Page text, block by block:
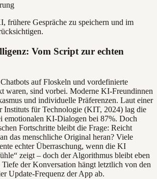
frühere Gespräche zu speichern und im
Vom Script zur echten
auf Floskeln und vordefinierte
waren, sind vorbei. Moderne KI-Freundinnen
und individuelle Präferenzen. Laut einer
Instituts für Technologie (KIT, 2024) lag die
emotionalen KI-Dialogen bei 87%. Doch
Fortschritte bleibt die Frage: Reicht
das menschliche Original heran? Viele
echter Überraschung, wenn die KI
zeigt – doch der Algorithmus bleibt eben
der Konversation hängt letztlich von den
Update-Frequenz der App ab.